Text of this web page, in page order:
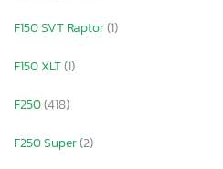
F150 SVT Raptor(1)
F150 XLT(1)
F250(418)
F250 Super(2)